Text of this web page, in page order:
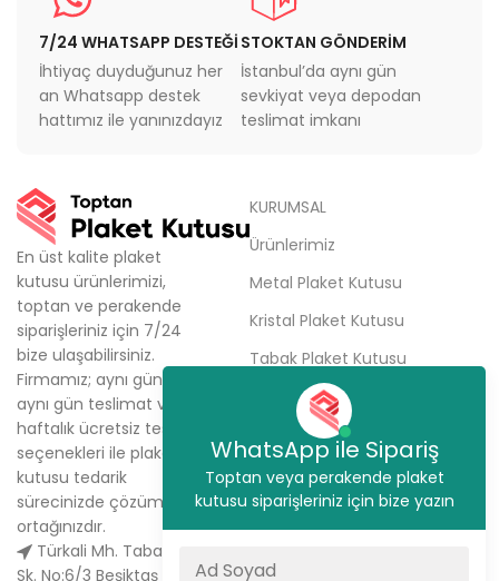
7/24 WHATSAPP DESTEĞİ
İhtiyaç duyduğunuz her
an Whatsapp destek
hattımız ile yanınızdayız
STOKTAN GÖNDERİM
İstanbul’da aynı gün
sevkiyat veya depodan
teslimat imkanı
En üst kalite plaket
kutusu ürünlerimizi,
toptan ve perakende
siparişleriniz için 7/24
bize ulaşabilirsiniz.
Firmamız; aynı gün kargo,
aynı gün teslimat ve
haftalık ücretsiz teslimat
seçenekleri ile plaket
kutusu tedarik
sürecinizde çözüm
ortağınızdır.
Türkali Mh. Tabakçı Hüseyin
Sk. No:6/3 Beşiktaş / İstanbul
KURUMSAL
Ürünlerimiz
Metal Plaket Kutusu
Kristal Plaket Kutusu
Tabak Plaket Kutusu
Hakkımızda
Sipariş Ver
İletişim
WhatsApp ile Sipariş
Toptan veya perakende plaket
kutusu siparişleriniz için bize yazın